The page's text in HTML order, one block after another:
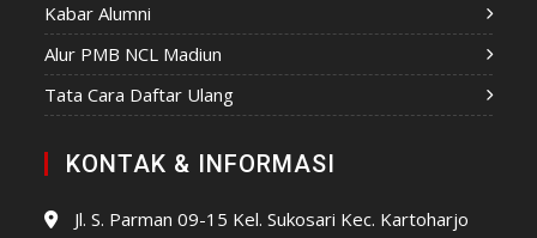
Kabar Alumni
Alur PMB NCL Madiun
Tata Cara Daftar Ulang
KONTAK & INFORMASI
Jl. S. Parman 09-15 Kel. Sukosari Kec. Kartoharjo